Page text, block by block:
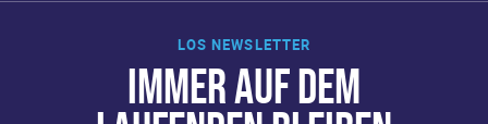
LOS NEWSLETTER
IMMER AUF DEM